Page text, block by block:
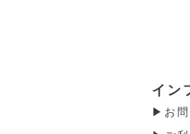
イン
お